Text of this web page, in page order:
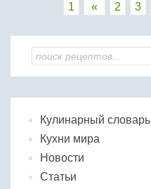
1 « 2 3
Кулинарный словарь
Кухни мира
Новости
Статьи